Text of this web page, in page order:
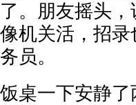
了。朋友摇头
像机关活，招
务员。
饭桌一下安静